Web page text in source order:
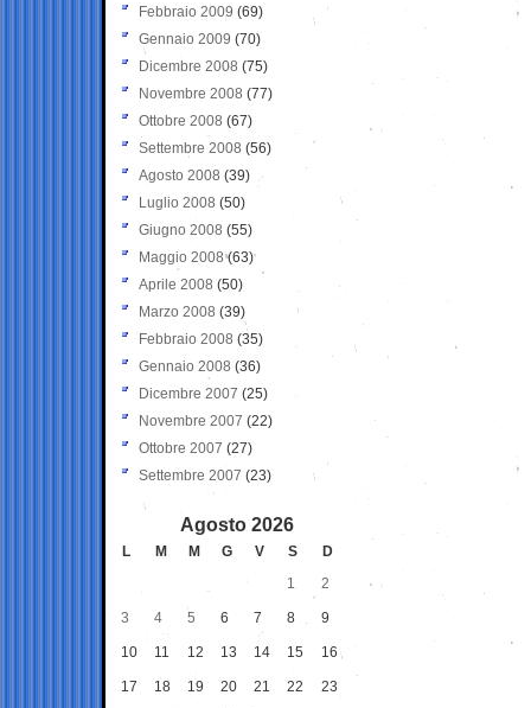
Febbraio 2009 (69)
Gennaio 2009 (70)
Dicembre 2008 (75)
Novembre 2008 (77)
Ottobre 2008 (67)
Settembre 2008 (56)
Agosto 2008 (39)
Luglio 2008 (50)
Giugno 2008 (55)
Maggio 2008(63)
Aprile 2008 (50)
Marzo 2008 (39)
Febbraio 2008 (35)
Gennaio 2008 (36)
Dicembre 2007 (25)
Novembre 2007 (22)
Ottobre 2007 (27)
Settembre 2007 (23)
Agosto 2026
L M M G V S
D
1
2
3 4 5 6 7 8 9
10 11 12 13 14 15 16
17 18 19 20 21 22 23